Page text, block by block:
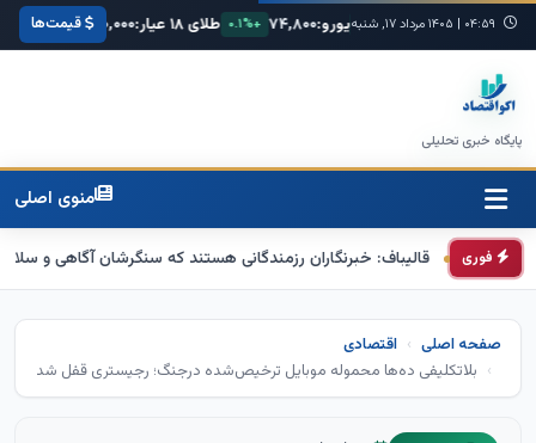
۰۴:۵۹ | ۱۴۰۵ مرداد ۱۷, شنبه۶۸,۴۲۰ +۰.۳% یورو:۷۴,۸۰۰ +۰.۱% طلای ۱۸ عیار: ۳,۸۵۰,۰۰۰ سکه
قیمت‌ها
پایگاه خبری تحلیلی
منوی اصلی
فوری
قالیباف: خبرنگاران رزمندگانی هستند که سنگرشان آگاهی و سلاح‌شان
صفحه اصلی
اقتصادی
بلاتکلیفی ده‌ها محموله موبایل ترخیص‌شده درجنگ؛ رجیستری قفل شد